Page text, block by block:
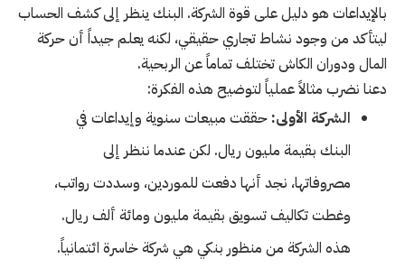
بالإيداعات هو دليل على قوة الشركة. البنك ينظر إلى كشف الحساب
ليتأكد من وجود نشاط تجاري حقيقي، لكنه يعلم جيداً أن حركة
المال ودوران الكاش تختلف تماماً عن الربحية.
دعنا نضرب مثالاً عملياً لتوضيح هذه الفكرة:
الشركة الأولى: حققت مبيعات سنوية وإيداعات في
البنك بقيمة مليون ريال. لكن عندما ننظر إلى
مصروفاتها، نجد أنها دفعت للموردين، وسددت رواتب،
وغطت تكاليف تسويق بقيمة مليون ومائة ألف ريال.
هذه الشركة من منظور بنكي هي شركة خاسرة ائتمانياً.